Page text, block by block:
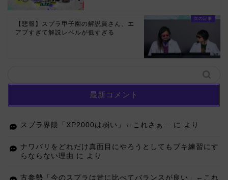
【悲報】スプラ甲子園の解説員さん、エ
アプすぎて解説レベルが低すぎる
最新コメント
スプラ界隈「XP2000は弱い」←これさぁ… に より
ナワバリをどれだけ真面目にやろうとしてもブキ練習にす
らならない理由 に より
古参勢「今のスプラは昔に比べてバランスが良い」←これ